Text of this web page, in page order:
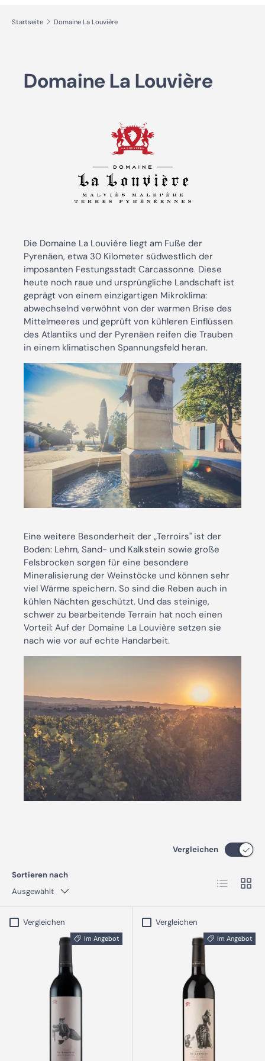
Startseite Domaine La Louvière
Domaine La Louvière
Die Domaine La Louvière liegt am Fuße der
Pyrenäen, etwa 30 Kilometer südwestlich der
imposanten Festungsstadt Carcassonne. Diese
heute noch raue und ursprüngliche Landschaft ist
geprägt von einem einzigartigen Mikroklima:
abwechselnd verwöhnt von der warmen Brise des
Mittelmeeres und geprüft von kühleren Einflüssen
des Atlantiks und der Pyrenäen reifen die Trauben
in einem klimatischen Spannungsfeld heran.
Eine weitere Besonderheit der „Terroirs" ist der
Boden: Lehm, Sand- und Kalkstein sowie große
Felsbrocken sorgen für eine besondere
Mineralisierung der Weinstöcke und können sehr
viel Wärme speichern. So sind die Reben auch in
kühlen Nächten geschützt. Und das steinige,
schwer zu bearbeitende Terrain hat noch einen
Vorteil: Auf der Domaine La Louvière setzen sie
nach wie vor auf echte Handarbeit.
Sortieren nach
Ausgewählt
Vergleichen
Produktliste
Vergleichen
Im Angebot
Vergleichen
Im Angebot